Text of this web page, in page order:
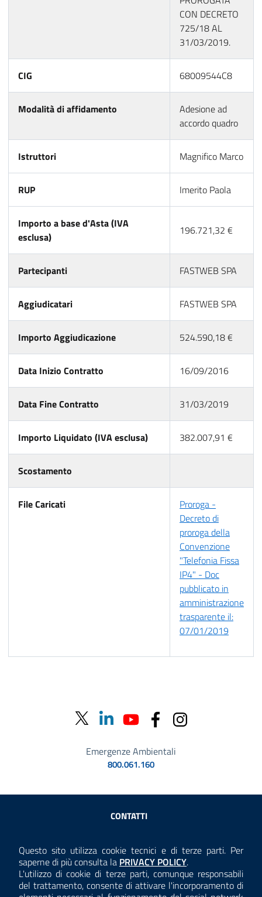
Questo sito utilizza cookie tecnici e di terze parti. Per
saperne di più consulta la Consulta la
PRIVACY POLICY.
L'utilizzo di cookie di terze parti, comunque responsabili
del trattamento, consente di attivare l'incorporamento di
CON DECRETO
725/18 AL
31/03/2019.
CIG 68009544C8
Modalità di affidamento
Adesione ad
accordo quadro
Istruttori Magnifico Marco
RUP Imerito Paola
Importo a base d'Asta (IVA
esclusa)
196.721,32 €
Partecipanti FASTWEB SPA
Aggiudicatari FASTWEB SPA
Importo Aggiudicazione 524.590,18 €
Data Inizio Contratto 16/09/2016
Data Fine Contratto 31/03/2019
Importo Liquidato (IVA esclusa) 382.007,91 €
Scostamento
File Caricati
Proroga -
Decreto di
proroga della
Convenzione
"Telefonia Fissa
IP4" - Doc
pubblicato in
amministrazione
trasparente il:
07/01/2019
Emergenze Ambientali
800.061.160
Sezione Link Utili
CONTATTI
ANTICORRUZIONE
ACCESSIBILITÀ